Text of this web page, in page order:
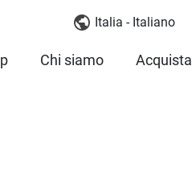
Italia - Italiano
Chi siamo Acquista